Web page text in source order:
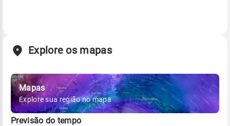
Explore os mapas
Mapas
Explore sua região no mapa
Previsão do tempo